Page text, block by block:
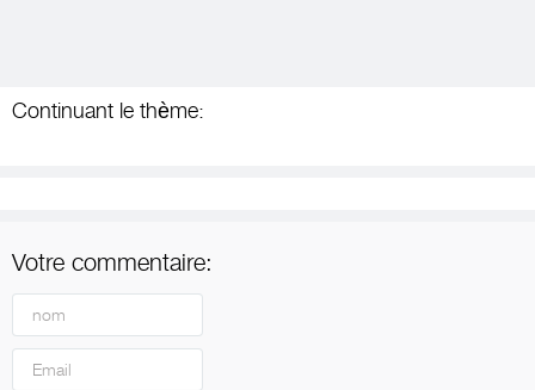
Continuant le thème:
Votre commentaire: